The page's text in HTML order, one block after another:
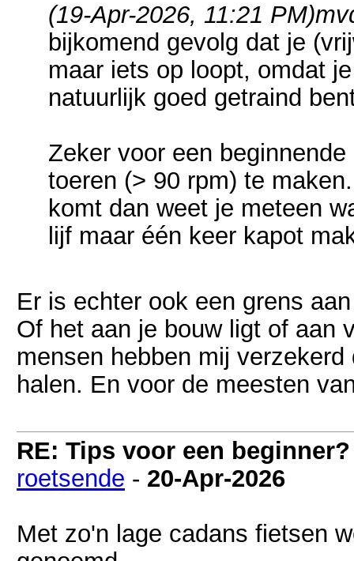
(19-Apr-2026, 11:21 PM)
bijkomend gevolg dat je
maar iets op loopt, omdat
natuurlijk goed getraind
Zeker voor een
toeren (> 90 rpm) te
komt dan weet je meteen
lijf maar één keer kapot
Er is echter ook een grens
Of het aan je bouw ligt of aan
mensen hebben mij
halen. En voor de meesten
RE: Tips voor een
roetsende - 20-Apr-2026
Met zo'n lage cadans fietsen